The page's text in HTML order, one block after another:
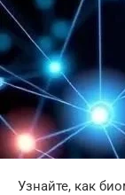
Узнайте, как